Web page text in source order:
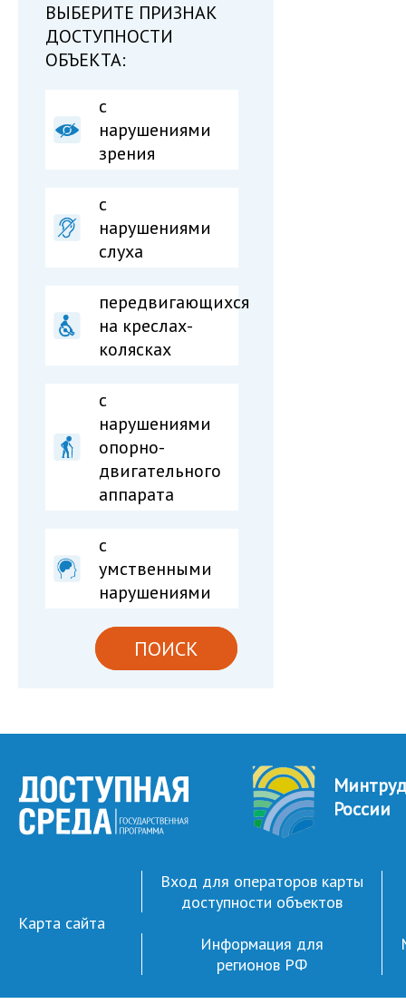
ВЫБЕРИТЕ ПРИЗНАК
ДОСТУПНОСТИ
ОБЪЕКТА:
с
нарушениями
зрения
с
нарушениями
слуха
передвигающихся
на креслах-
колясках
c
нарушениями
опорно-
двигательного
аппарата
c
умственными
нарушениями
ПОИСК
Минтруд
России
Карта сайта
Вход для операторов карты
доступности объектов
Информация для
регионов РФ